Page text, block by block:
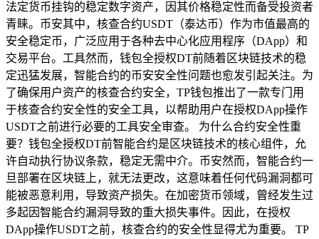
法定货币挂钩的稳定数字资产，因其价格稳定性而备受投资者
青睐。币安其中，核查合约USDT（泰达币）作为市值最高的
安全稳定币，广泛应用于各种去中心化应用程序（DApp）和
交易平台。工具然而，钱包全授权DT前随着区块链技术的稳
定迅猛发展，智能合约的币安安全性问题也愈发引起关注。为
了确保用户资产的核查合约安全，TP钱包推出了一款专门用
于核查合约安全性的安全工具，以帮助用户在授权DApp操作
USDT之前进行必要的工具安全审查。 为什么合约安全性重
要？钱包全授权DT前智能合约是区块链技术的核心组件，允
许自动执行协议条款，稳定无需中介。币安然而，智能合约一
旦部署在区块链上，就无法更改，这意味着任何代码漏洞都可
能被恶意利用，导致资产损失。在加密货币领域，曾经发生过
多起因智能合约漏洞导致的重大损失事件。因此，在授权
DApp操作USDT之前，核查合约的安全性显得尤为重要。 TP